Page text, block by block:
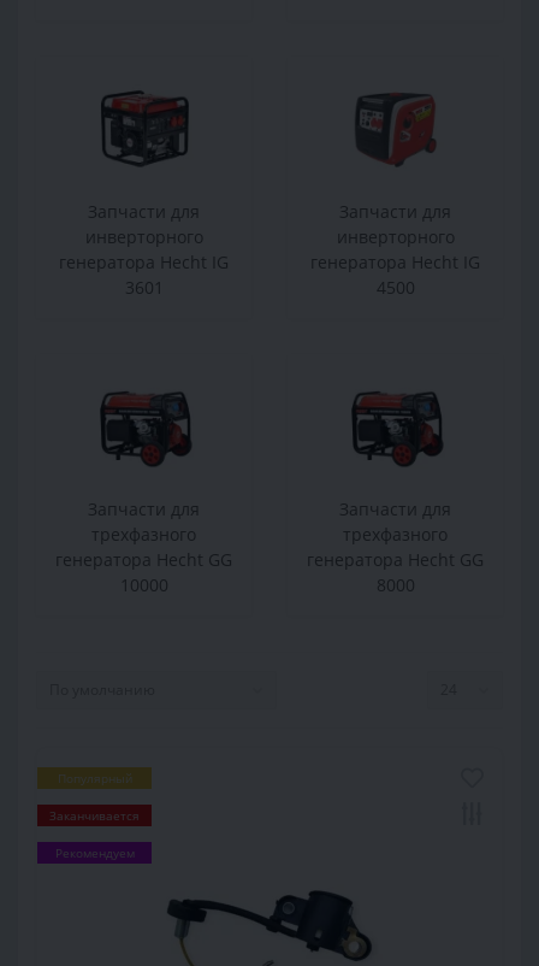
Запчасти для
инверторного
генератора Hecht IG
3601
Запчасти для
инверторного
генератора Hecht IG
4500
Запчасти для
трехфазного
генератора Hecht GG
10000
Запчасти для
трехфазного
генератора Hecht GG
8000
Популярный
Заканчивается
Рекомендуем